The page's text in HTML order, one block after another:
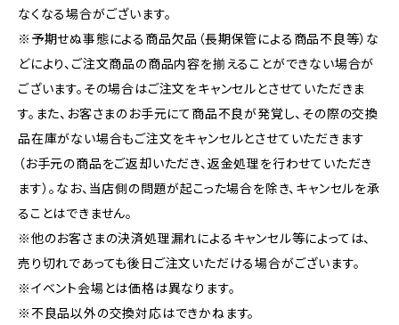
なくなる場合がございます。
※予期せぬ事態による商品欠品（長期保管による商品不良等）な
どにより、ご注文商品の商品内容を揃えることができない場合が
ございます。その場合はご注文をキャンセルとさせていただきま
す。また、お客さまのお手元にて商品不良が発覚し、その際の交換
品在庫がない場合もご注文をキャンセルとさせていただきます
（お手元の商品をご返却いただき、返金処理を行わせていただき
ます）。なお、当店側の問題が起こった場合を除き、キャンセルを承
ることはできません。
※他のお客さまの決済処理漏れによるキャンセル等によっては、
売り切れであっても後日ご注文いただける場合がございます。
※イベント会場とは価格は異なります。
※不良品以外の交換対応はできかねます。